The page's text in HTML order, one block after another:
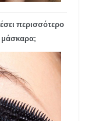
περισσότερο
μάσκαρα;